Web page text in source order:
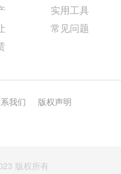
新春！
实用工具
常见问题
我们 版权声明
版权所有